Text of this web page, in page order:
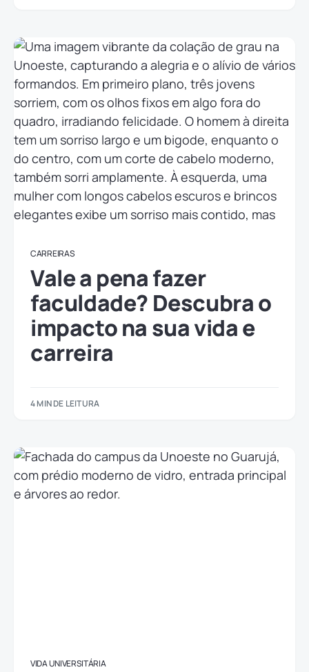
CARREIRAS
Vale a pena fazer
faculdade? Descubra o
impacto na sua vida e
carreira
4 MIN DE LEITURA
VIDA UNIVERSITÁRIA